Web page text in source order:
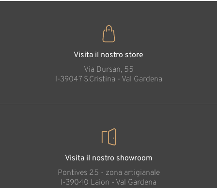
Visita il nostro store
Via Dursan, 55
l-39047 S.Cristina - Val Gardena
Visita il nostro showroom
Pontives 25 - zona artigianale
l-39040 Laion - Val Gardena